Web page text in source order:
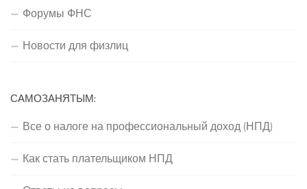
Форумы ФНС
Новости для физлиц
САМОЗАНЯТЫМ:
Все о налоге на профессиональный доход (НПД)
Как стать плательщиком НПД